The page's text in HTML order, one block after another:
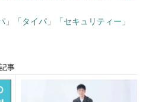
「タイパ」「セキュリティー」
事